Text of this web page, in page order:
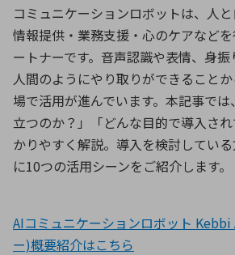
データセンタ・クラウド
ミリ波レーダー
ブログ｜ここから始まる
接着・接合
製品製造・加工
レーダ・衛星通信
照射
レーザー・光学部品
特定用途向け・その他
I
J K
M
N O
Q
R S
U
V W
Y
Z
コミュニケーションロボットは、人
情報提供・業務支援・心のケアなど
ートナーです。音声認識や表情、身
人間のようにやり取りができること
場で活用が進んでいます。本記事で
立つのか？」「どんな目的で導入さ
かりやすく解説。導入を検討してい
に10つの活用シーンをご紹介します。
AIコミュニケーションロボット
ー)概要紹介はこちら